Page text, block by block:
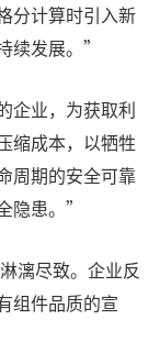
分计算时引入新
续发展。”
企业，为获取利
缩成本，以牺牲
周期的安全可靠
隐患。”
漓尽致。企业反
组件品质的宣